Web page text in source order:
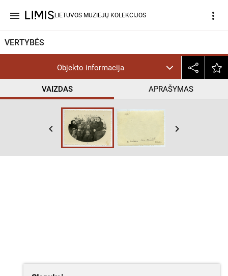
menu LIETUVOS MUZIEJŲ KOLEKCIJOS more_vert
VERTYBĖS
Objekto informacija
VAIZDAS APRAŠYMAS
keyboard_arrow_left keyboard_arrow_right